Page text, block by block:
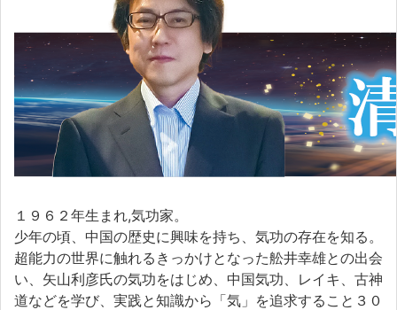
１９６２年生まれ,気功家。
少年の頃、中国の歴史に興味を持ち、気功の存在を知る。
超能力の世界に触れるきっかけとなった舩井幸雄との出会
い、矢山利彦氏の気功をはじめ、中国気功、レイキ、古神
道などを学び、実践と知識から「気」を追求すること３０